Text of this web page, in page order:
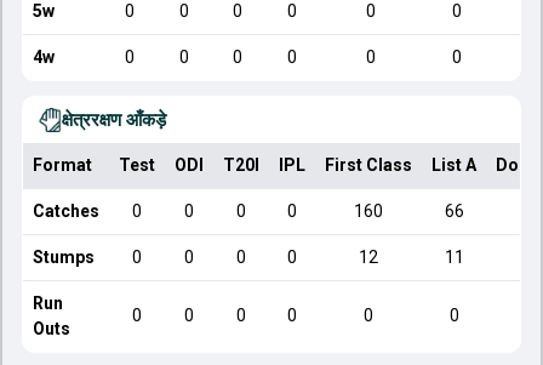
5w 0 0 0 0 0 0
4w 0 0 0 0 0 0
क्षेत्ररक्षण आँकड़े
Format Test ODI T20I IPL First Class List A
Catches 0 0 0 0 160 66
Stumps 0 0 0 0 12 11
Run
Outs
0 0 0 0 0 0